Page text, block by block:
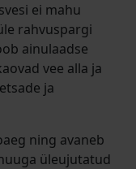
ei mahu
rahvuspargi
ainulaadse
vee alla ja
ja
ning avaneb
üleujutatud